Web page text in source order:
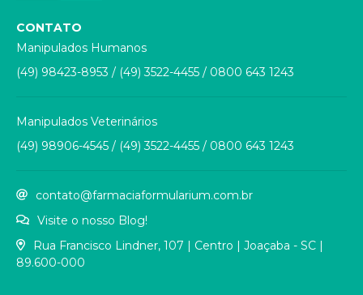
CONTATO
Manipulados Humanos
(49) 98423-8953 / (49) 3522-4455 / 0800 643 1243
Manipulados Veterinários
(49) 98906-4545 / (49) 3522-4455 / 0800 643 1243
contato@farmaciaformularium.com.br
Visite o nosso Blog!
Rua Francisco Lindner, 107 | Centro | Joaçaba - SC |
89.600-000